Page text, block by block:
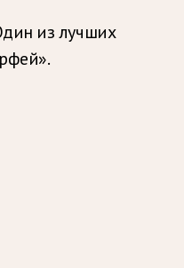
из лучших